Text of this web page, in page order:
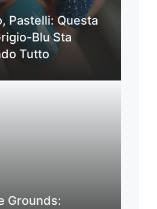
Pastelli: Questa
Blu Sta
Tutto
Grounds: